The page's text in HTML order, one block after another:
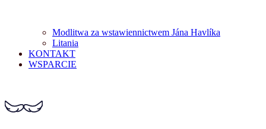
Modlitwa za wstawiennictwem Jána Havlíka
Litania
KONTAKT
WSPARCIE